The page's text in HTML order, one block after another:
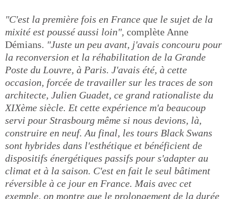
"C'est la première fois en France que le sujet de la
mixité est poussé aussi loin", complète Anne
Démians. "Juste un peu avant, j'avais concouru pour
la reconversion et la réhabilitation de la Grande
Poste du Louvre, à Paris. J'avais été, à cette
occasion, forcée de travailler sur les traces de son
architecte, Julien Guadet, ce grand rationaliste du
XIXème siècle. Et cette expérience m'a beaucoup
servi pour Strasbourg même si nous devions, là,
construire en neuf. Au final, les tours Black Swans
sont hybrides dans l'esthétique et bénéficient de
dispositifs énergétiques passifs pour s'adapter au
climat et à la saison. C'est en fait le seul bâtiment
réversible à ce jour en France. Mais avec cet
exemple, on montre que le prolongement de la durée